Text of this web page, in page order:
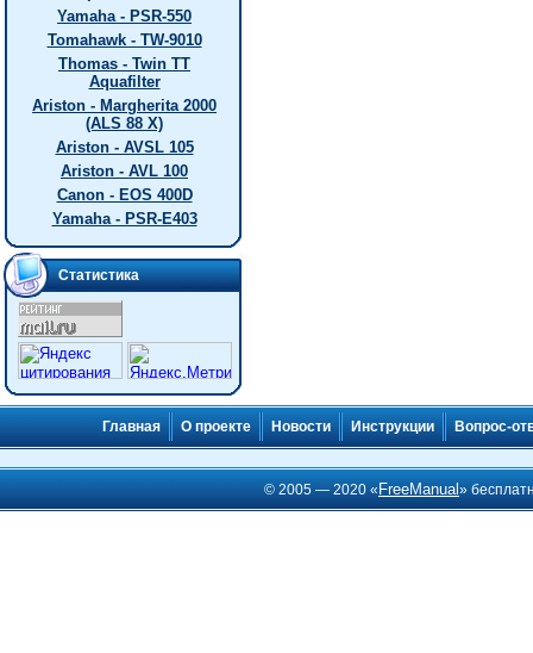
Yamaha - PSR-550
Tomahawk - TW-9010
Thomas - Twin TT
Aquafilter
Ariston - Margherita 2000
(ALS 88 X)
Ariston - AVSL 105
Ariston - AVL 100
Canon - EOS 400D
Yamaha - PSR-E403
Статистика
Главная О проекте Новости Инструкции Вопрос-
© 2005 — 2020 « FreeManual»